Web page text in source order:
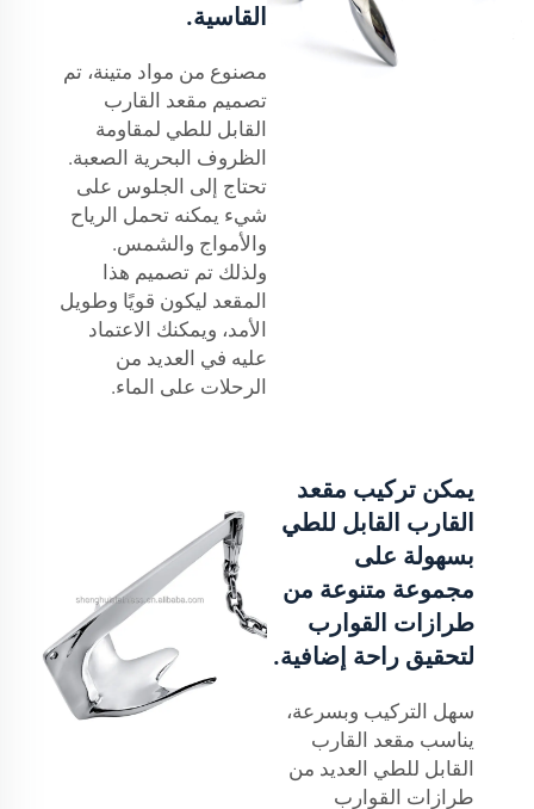
القاسية.
مصنوع من مواد متينة، تم
تصميم مقعد القارب
القابل للطي لمقاومة
الظروف البحرية الصعبة.
تحتاج إلى الجلوس على
شيء يمكنه تحمل الرياح
والأمواج والشمس.
ولذلك تم تصميم هذا
المقعد ليكون قويًا وطويل
الأمد، ويمكنك الاعتماد
عليه في العديد من
الرحلات على الماء.
يمكن تركيب مقعد
القارب القابل للطي
بسهولة على
مجموعة متنوعة من
طرازات القوارب
لتحقيق راحة إضافية.
سهل التركيب وبسرعة،
يناسب مقعد القارب
القابل للطي العديد من
طرازات القوارب